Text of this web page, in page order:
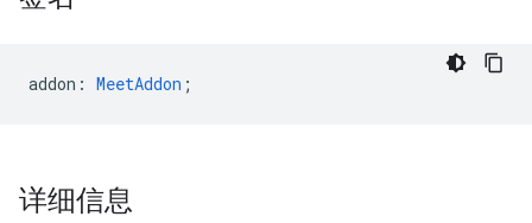
addon : MeetAddon ;
详细信息